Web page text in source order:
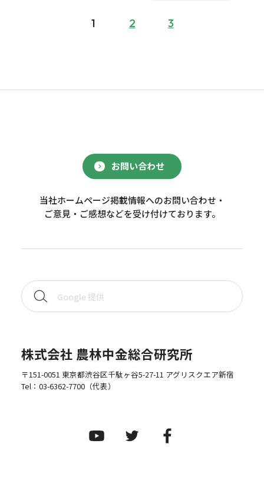
1 2 3
お問い合わせ
当社ホームページ掲載情報へのお問い合わせ・
ご意見・ご感想などを受け付けております。
株式会社 農林中金総合研究所
〒151-0051 東京都渋谷区千駄ヶ谷5-27-11 アグリスクエア新宿
Tel： 03-6362-7700（代表）